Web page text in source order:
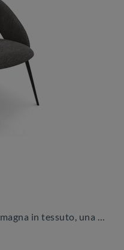
Con questa sedia Shave/A Zamagna in tessuto, una tra le nostre sedute fisse moderne, potrai completare i tuoi locali.